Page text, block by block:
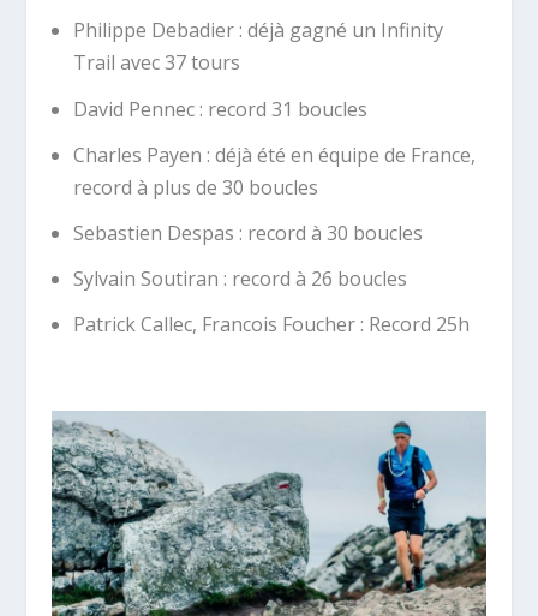
Philippe Debadier : déjà gagné un Infinity
Trail avec 37 tours
David Pennec : record 31 boucles
Charles Payen : déjà été en équipe de France,
record à plus de 30 boucles
Sebastien Despas : record à 30 boucles
Sylvain Soutiran : record à 26 boucles
Patrick Callec, Francois Foucher : Record 25h